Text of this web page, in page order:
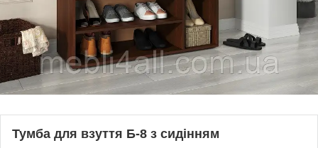
Тумба для взуття Б-8 з сидінням